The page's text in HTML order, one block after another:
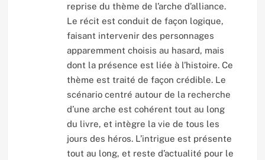
reprise du thème de l’arche d’alliance.
Le récit est conduit de façon logique,
faisant intervenir des personnages
apparemment choisis au hasard, mais
dont la présence est liée à l’histoire. Ce
thème est traité de façon crédible. Le
scénario centré autour de la recherche
d’une arche est cohérent tout au long
du livre, et intègre la vie de tous les
jours des héros. L’intrigue est présente
tout au long, et reste d’actualité pour le